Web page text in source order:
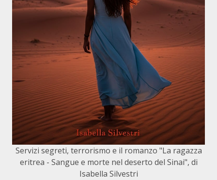
Servizi segreti, terrorismo e il romanzo "La ragazza
eritrea - Sangue e morte nel deserto del Sinai", di
Isabella Silvestri